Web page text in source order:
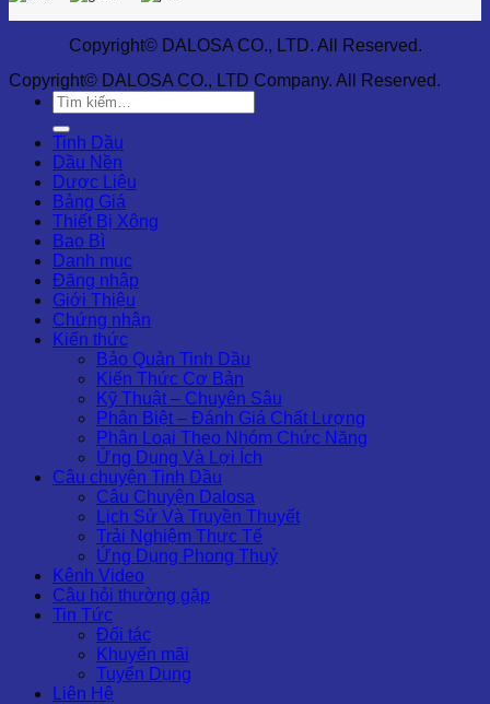
Copyright© DALOSA CO., LTD. All Reserved.
Copyright© DALOSA CO., LTD Company. All Reserved.
Tìm
kiếm:
Tinh Dầu
Dầu Nền
Dược Liệu
Bảng Giá
Thiết Bị Xông
Bao Bì
Danh mục
Đăng nhập
Giới Thiệu
Chứng nhận
Kiến thức
Bảo Quản Tinh Dầu
Kiến Thức Cơ Bản
Kỹ Thuật – Chuyên Sâu
Phân Biệt – Đánh Giá Chất Lượng
Phân Loại Theo Nhóm Chức Năng
Ứng Dụng Và Lợi Ích
Câu chuyện Tinh Dầu
Câu Chuyện Dalosa
Lịch Sử Và Truyền Thuyết
Trải Nghiệm Thực Tế
Ứng Dụng Phong Thuỷ
Kênh Video
Câu hỏi thường gặp
Tin Tức
Đối tác
Khuyến mãi
Tuyển Dụng
Liên Hệ